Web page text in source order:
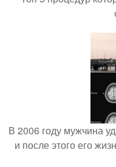
В 2006 году мужчина
и после этого его